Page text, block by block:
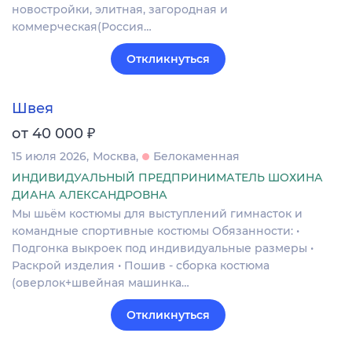
новостройки, элитная, загородная и
коммерческая(Россия…
Откликнуться
Швея
от 40 000 ₽
15 июля 2026 Москва
Белокаменная
ИНДИВИДУАЛЬНЫЙ ПРЕДПРИНИМАТЕЛЬ ШОХИНА
ДИАНА АЛЕКСАНДРОВНА
Мы шьём костюмы для выступлений гимнасток и
командные спортивные костюмы Обязанности: •
Подгонка выкроек под индивидуальные размеры •
Раскрой изделия • Пошив - сборка костюма
(оверлок+швейная машинка…
Откликнуться